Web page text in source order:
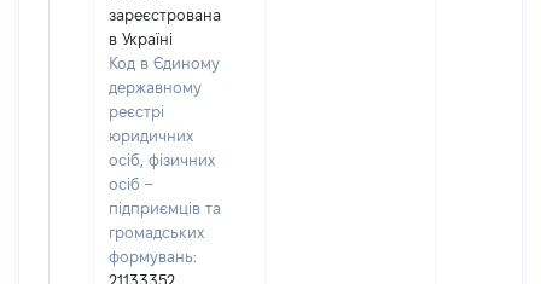
зареєстрована
в Україні
Код в Єдиному
державному
реєстрі
юридичних
осіб, фізичних
осіб –
підприємців та
громадських
формувань:
21133352